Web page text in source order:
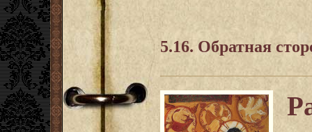
5.16. Обратная